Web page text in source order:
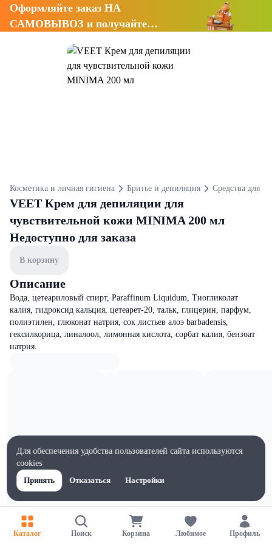
Оформляйте заказ НА
САМОВЫВОЗ и получайте
Косметика и личная гигиена Бритье и депиляция Средства для
VEЕT Крем для депиляции для
чувствительной кожи MINIMA 200 мл
Недоступно для заказа
В корзину
Описание
Вода, цетеариловый спирт, Paraffinum Liquidum, Тиогликолат
калия, гидроксид кальция, цетеарет-20, тальк, глицерин, парфум,
полиэтилен, глюконат натрия, сок листьев алоэ barbadensis,
гексилкорица, линалоол, лимонная кислота, сорбат калия, бензоат
натрия.‎
Каталог Поиск Корзина Любимое Профиль
Для обеспечения удобства пользователей сайта используются
cookies
Принять
Отказаться Настройки